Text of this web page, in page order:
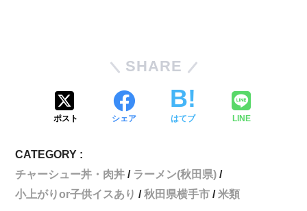
SHARE
ポスト シェア はてブ LINE
CATEGORY :
チャーシュー丼・肉丼
ラーメン(秋田県)
小上がりor子供イスあり
秋田県横手市 米類